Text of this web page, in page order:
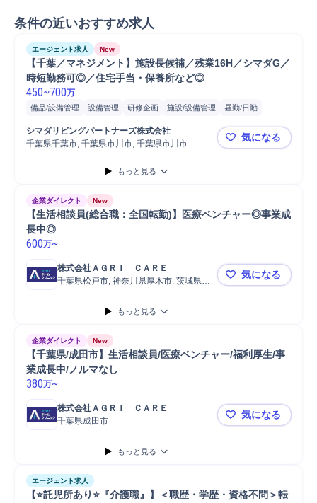
条件の近いおすすめ求人
エージェント求人 New
【千葉／マネジメント】施設長候補／残業16H／シマダG／
時短勤務可◎／住宅手当・保養所など◎
450~700万
備品/設備管理 設備管理 研修企画 施設/設備管理
昼勤/日勤
収支管理 介護
夜勤
スタッフ 業務設計 有料老人ホーム
建物デザイン
介護福祉対象 要介護重度
シマダリビングパートナーズ株式会社
千葉県千葉市, 千葉県市川市, 千葉県市川市
【千葉／マ
気になる
もっと見る
企業ダイレクト New
【生活相談員(総合職：全国転勤)】医療ベンチャー◎事業成
長中◎
600万~
株式会社ＡＧＲＩ　ＣＡＲＥ
千葉県松戸市, 神奈川県厚木市, 茨城県日
【生活相談
気になる
もっと見る
企業ダイレクト New
【千葉県/成田市】生活相談員/医療ベンチャー/福利厚生/事
業成長中/ノルマなし
380万~
株式会社ＡＧＲＩ　ＣＡＲＥ
千葉県成田市
【千葉県/成
気になる
もっと見る
エージェント求人
【⭐️託児所あり⭐️『介護職』】＜職歴・学歴・資格不問＞転